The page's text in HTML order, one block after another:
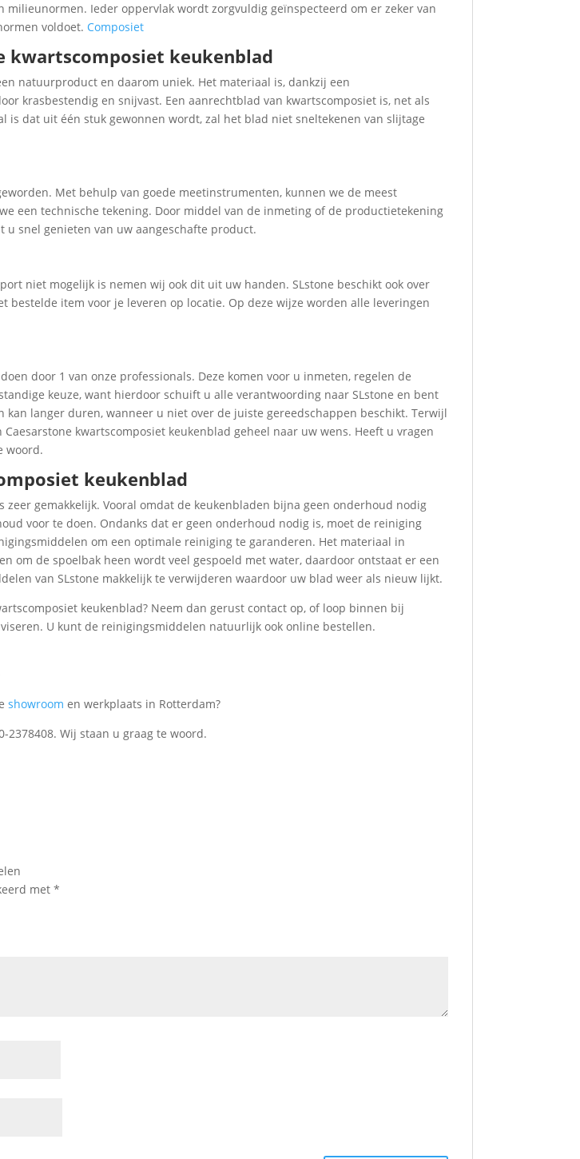
Ieder oppervlak wordt zorgvuldig geïnspecteerd om er zeker van
voldoet. Composiet
kwartscomposiet keukenblad
natuurproduct en daarom uniek. Het materiaal is, dankzij een
krasbestendig en snijvast. Een aanrechtblad van kwartscomposiet is, net als
is dat uit één stuk gewonnen wordt, zal het blad niet sneltekenen van slijtage
Met behulp van goede meetinstrumenten, kunnen we de meest
een technische tekening. Door middel van de inmeting of de productietekening
snel genieten van uw aangeschafte product.
niet mogelijk is nemen wij ook dit uit uw handen. SLstone beschikt ook over
item voor je leveren op locatie. Op deze wijze worden alle leveringen
door 1 van onze professionals. Deze komen voor u inmeten, regelen de
keuze, want hierdoor schuift u alle verantwoording naar SLstone en bent
langer duren, wanneer u niet over de juiste gereedschappen beschikt. Terwijl
kwartscomposiet keukenblad geheel naar uw wens. Heeft u vragen
woord.
keukenblad
gemakkelijk. Vooral omdat de keukenbladen bijna geen onderhoud nodig
voor te doen. Ondanks dat er geen onderhoud nodig is, moet de reiniging
om een optimale reiniging te garanderen. Het materiaal in
om de spoelbak heen wordt veel gespoeld met water, daardoor ontstaat er een
van SLstone makkelijk te verwijderen waardoor uw blad weer als nieuw lijkt.
keukenblad? Neem dan gerust contact op, of loop binnen bij
U kunt de reinigingsmiddelen natuurlijk ook online bestellen.
showroom en werkplaats in Rotterdam?
Wij staan u graag te woord.
met*